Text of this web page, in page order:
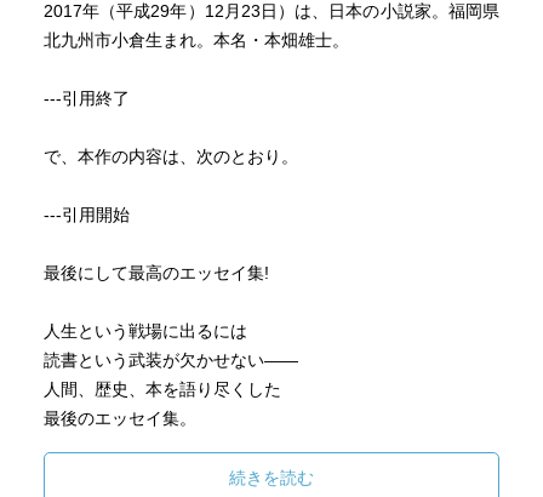
2017年（平成29年）12月23日）は、日本の小説家。福岡県
北九州市小倉生まれ。本名・本畑雄士。
---引用終了
で、本作の内容は、次のとおり。
---引用開始
最後にして最高のエッセイ集!
人生という戦場に出るには
読書という武装が欠かせない――
人間、歴史、本を語り尽くした
最後のエッセイ集。
続きを読む